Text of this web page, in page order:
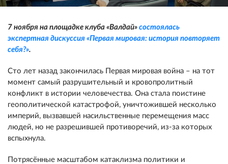
7 ноября на площадке клуба «Валдай» состоялась
экспертная дискуссия «Первая мировая: история повторяет
себя?».
Сто лет назад закончилась Первая мировая война – на тот
момент самый разрушительный и кровопролитный
конфликт в истории человечества. Она стала поистине
геополитической катастрофой, уничтожившей несколько
империй, вызвавшей насильственные перемещения масс
людей, но не разрешившей противоречий, из-за которых
вспыхнула.
Потрясённые масштабом катаклизма политики и